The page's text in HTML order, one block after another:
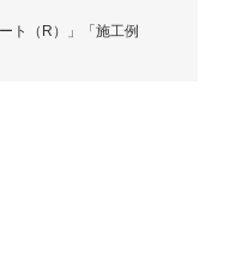
ト（R）」「施工例